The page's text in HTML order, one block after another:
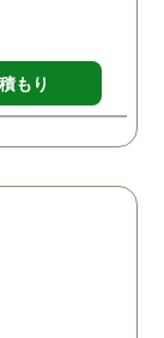
ければこの証拠
すことはありませ
りにも私が不利
りそうならば有
ず突き付けてや
もり